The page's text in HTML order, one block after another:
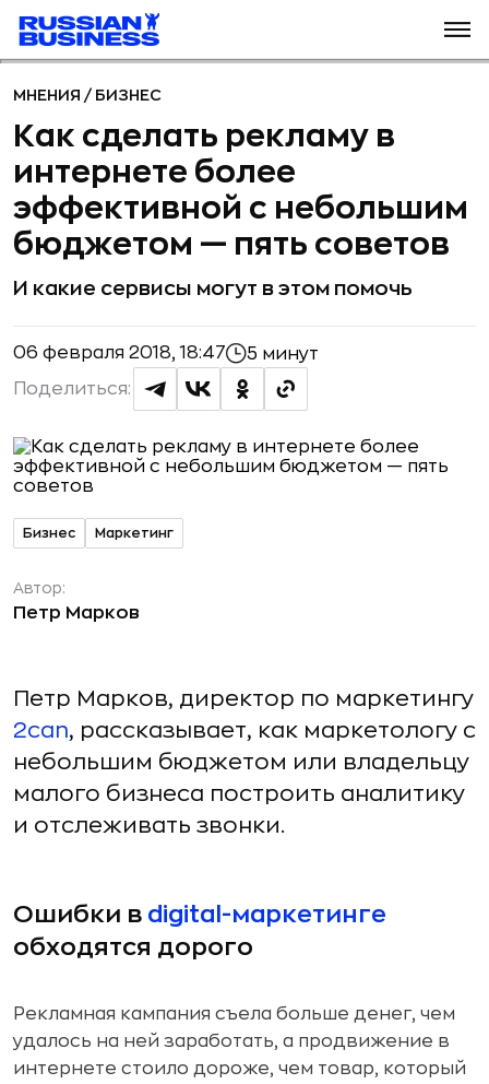
МНЕНИЯ / БИЗНЕС
Как сделать рекламу в
интернете более
эффективной с небольшим
бюджетом — пять советов
И какие сервисы могут в этом помочь
06 февраля 2018, 18:47 5 минут
Поделиться:
Бизнес Маркетинг
Автор:
Петр Марков
Петр Марков, директор по маркетингу
2can, рассказывает, как маркетологу с
небольшим бюджетом или владельцу
малого бизнеса построить аналитику
и отслеживать звонки.
Ошибки в digital-маркетинге
обходятся дорого
Рекламная кампания съела больше денег, чем
удалось на ней заработать, а продвижение в
интернете стоило дороже, чем товар, который